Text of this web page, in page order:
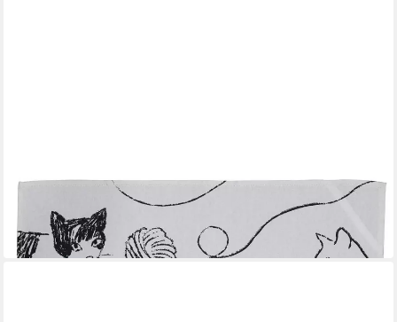
ULSTER WEAVERS
Geschirrtuch Feline Friends
11,95 €
in 4-5 Werktagen bei dir